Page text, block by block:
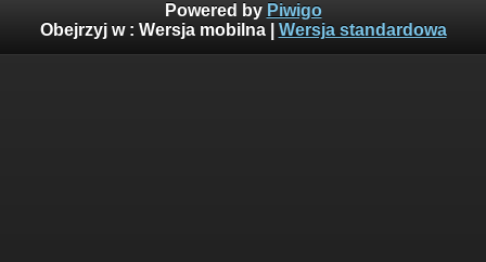
Powered by Piwigo
Obejrzyj w : Wersja mobilna| Wersja standardowa